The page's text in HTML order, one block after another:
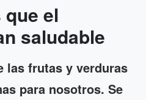
el
saludable
las frutas y verduras
para nosotros. Se